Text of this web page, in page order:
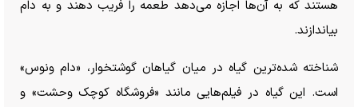
هستند که به آن‌ها اجازه می‌دهد طعمه را فریب دهند و به دام
بیاندازند.
شناخته شده‌ترین گیاه در میان گیاهان گوشتخوار، «دام ونوس»
است. این گیاه در فیلم‌هایی مانند «فروشگاه کوچک وحشت» و